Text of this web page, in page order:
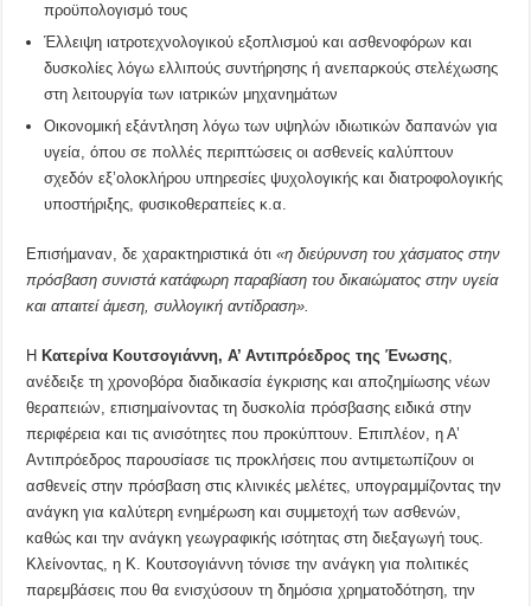
προϋπολογισμό τους
Έλλειψη ιατροτεχνολογικού εξοπλισμού και ασθενοφόρων και
δυσκολίες λόγω ελλιπούς συντήρησης ή ανεπαρκούς στελέχωσης
στη λειτουργία των ιατρικών μηχανημάτων
Οικονομική εξάντληση λόγω των υψηλών ιδιωτικών δαπανών για
υγεία, όπου σε πολλές περιπτώσεις οι ασθενείς καλύπτουν
σχεδόν εξ’ολοκλήρου υπηρεσίες ψυχολογικής και διατροφολογικής
υποστήριξης, φυσικοθεραπείες κ.α.
Επισήμαναν, δε χαρακτηριστικά ότι«η διεύρυνση του χάσματος στην
πρόσβαση συνιστά κατάφωρη παραβίαση του δικαιώματος στην υγεία
και απαιτεί άμεση, συλλογική αντίδραση».
Η Κατερίνα Κουτσογιάννη, Α’ Αντιπρόεδρος της Ένωσης,
ανέδειξε τη χρονοβόρα διαδικασία έγκρισης και αποζημίωσης νέων
θεραπειών, επισημαίνοντας τη δυσκολία πρόσβασης ειδικά στην
περιφέρεια και τις ανισότητες που προκύπτουν. Επιπλέον, η Α’
Αντιπρόεδρος παρουσίασε τις προκλήσεις που αντιμετωπίζουν οι
ασθενείς στην πρόσβαση στις κλινικές μελέτες, υπογραμμίζοντας την
ανάγκη για καλύτερη ενημέρωση και συμμετοχή των ασθενών,
καθώς και την ανάγκη γεωγραφικής ισότητας στη διεξαγωγή τους.
Κλείνοντας, η Κ. Κουτσογιάννη τόνισε την ανάγκη για πολιτικές
παρεμβάσεις που θα ενισχύσουν τη δημόσια χρηματοδότηση, την